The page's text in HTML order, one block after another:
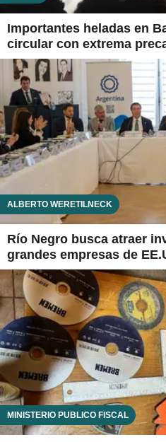
Importantes heladas en
circular con extrema
ALBERTO WERETILNECK
Río Negro busca atraer
grandes empresas de
MINISTERIO PÚBLICO FISCAL